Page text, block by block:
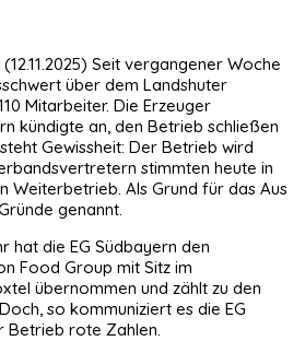
Seit vergangener Woche
über dem Landshuter
Mitarbeiter. Die Erzeuger
kündigte an, den Betrieb schließen
Gewissheit: Der Betrieb wird
stimmten heute in
Weiterbetrieb. Als Grund für das Aus
genannt.
hat die EG Südbayern den
Food Group mit Sitz im
übernommen und zählt zu den
so kommuniziert es die EG
Betrieb rote Zahlen.